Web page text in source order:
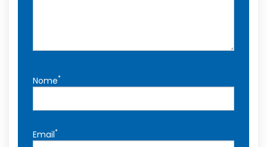
Nome*
Email*